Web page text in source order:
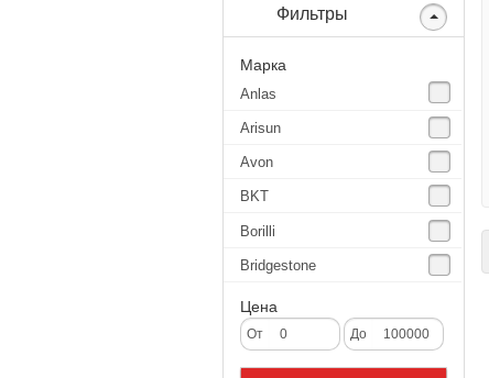
Фильтры
Марка
Anlas
Arisun
Avon
BKT
Borilli
Bridgestone
Continental
CST
Deestone
Цена
От До